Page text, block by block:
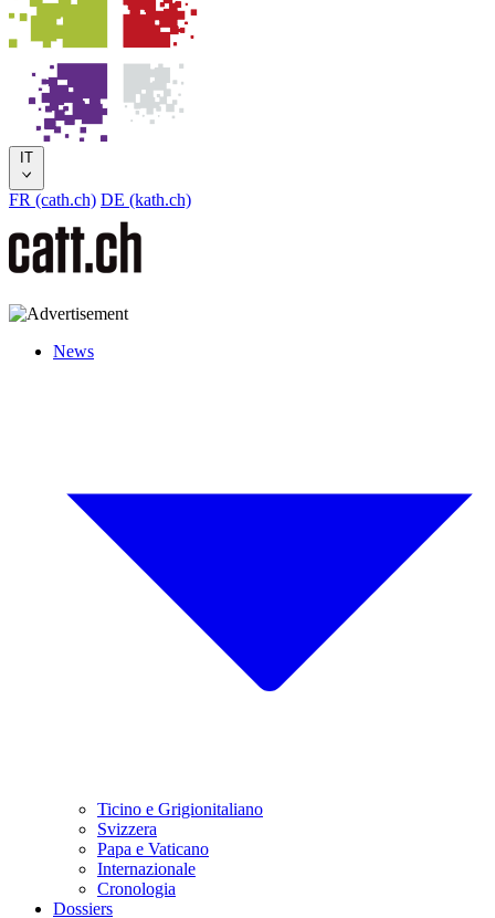
IT
FR (cath.ch) DE (kath.ch)
News
Ticino e Grigionitaliano
Svizzera
Papa e Vaticano
Internazionale
Cronologia
Dossiers